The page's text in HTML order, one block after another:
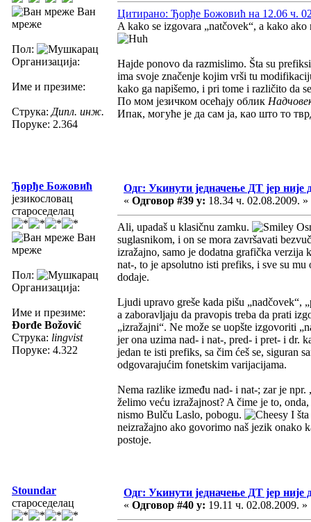
Ван
мреже
Пол:
Организација:
Име и презиме:
Струка: Дипл. инж.
Поруке: 2.364
Цитирано: Ђорђе Божовић на 12.06 ч.
A kako se izgovara „natčovek“, a kako
Hajde ponovo da razmislimo. Šta su
ima svoje značenje kojim vrši tu
kako ga napišemo, i pri tome i različito da
По мом језичком осећају облик
Ипак, могуће је да сам ја, као што то
Ђорђе Божовић
језикословац
староседелац
Ван
мреже
Пол:
Организација:
Име и презиме:
Đorđe Božović
Струка: lingvist
Поруке: 4.322
Одг: Укинути једначење ДТ јер није
« Одговор #39 у: 18.34 ч. 02.08.2009. »
Ali, upadaš u klasičnu zamku.
suglasnikom, i on se mora završavati
izražajno, samo je dodatna grafička
nat-, to je apsolutno isti prefiks, i sve su
dodaje.
Ljudi upravo greše kada pišu „nadčovek“,
a zaboravljaju da pravopis treba da prati
„izražajni“. Ne može se uopšte izgovoriti
jer ona uzima nad- i nat-, pred- i pret- i dr.
jedan te isti prefiks, sa čim ćeš se, siguran
odgovarajućim fonetskim varijacijama.
Nema razlike između nad- i nat-; zar je npr.
želimo veću izražajnost? A čime je to,
nismo Bulču Laslo, pobogu.
I
neizražajno ako govorimo naš jezik onako
postoje.
Stoundar
староседелац
Одг: Укинути једначење ДТ јер није
« Одговор #40 у: 19.11 ч. 02.08.2009. »